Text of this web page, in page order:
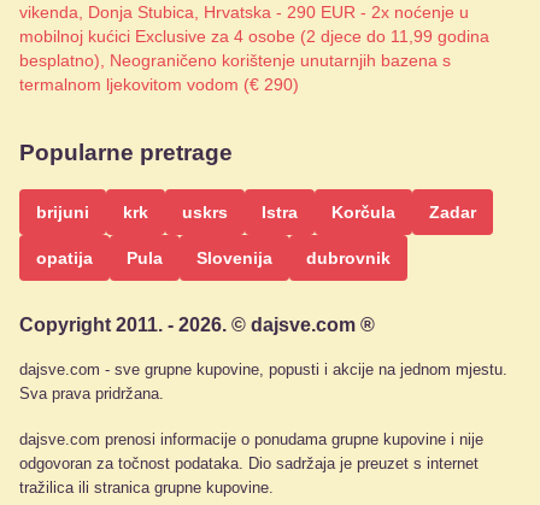
vikenda, Donja Stubica, Hrvatska - 290 EUR - 2x noćenje u
mobilnoj kućici Exclusive za 4 osobe (2 djece do 11,99 godina
besplatno), Neograničeno korištenje unutarnjih bazena s
termalnom ljekovitom vodom (€ 290)
Popularne pretrage
brijuni krk uskrs Istra Korčula Zadar
opatija Pula Slovenija dubrovnik
Copyright 2011. - 2026. © dajsve.com ®
dajsve.com - sve grupne kupovine, popusti i akcije na jednom mjestu.
Sva prava pridržana.
dajsve.com prenosi informacije o ponudama grupne kupovine i nije
odgovoran za točnost podataka. Dio sadržaja je preuzet s internet
tražilica ili stranica grupne kupovine.